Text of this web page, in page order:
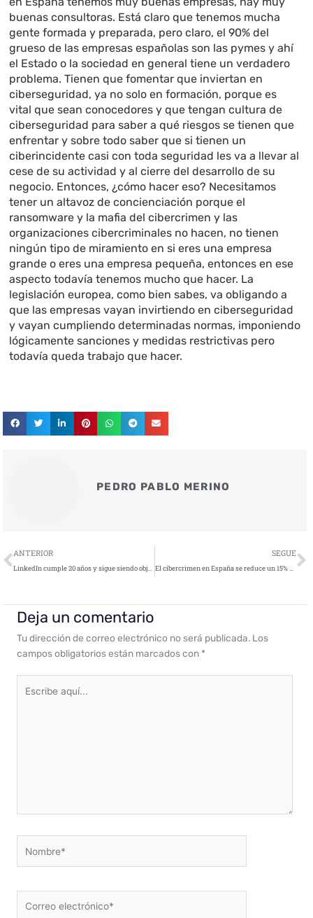
buenas consultoras. Está claro que tenemos mucha
gente formada y preparada, pero claro, el 90% del
grueso de las empresas españolas son las pymes y ahí
el Estado o la sociedad en general tiene un verdadero
problema. Tienen que fomentar que inviertan en
ciberseguridad, ya no solo en formación, porque es
vital que sean conocedores y que tengan cultura de
ciberseguridad para saber a qué riesgos se tienen que
enfrentar y sobre todo saber que si tienen un
ciberincidente casi con toda seguridad les va a llevar al
cese de su actividad y al cierre del desarrollo de su
negocio. Entonces, ¿cómo hacer eso? Necesitamos
tener un altavoz de concienciación porque el
ransomware y la mafia del cibercrimen y las
organizaciones cibercriminales no hacen, no tienen
ningún tipo de miramiento en si eres una empresa
grande o eres una empresa pequeña, entonces en ese
aspecto todavía tenemos mucho que hacer. La
legislación europea, como bien sabes, va obligando a
que las empresas vayan invirtiendo en ciberseguridad
y vayan cumpliendo determinadas normas, imponiendo
lógicamente sanciones y medidas restrictivas pero
todavía queda trabajo que hacer.
PEDRO PABLO MERINO
Ant
ANTERIOR
LinkedIn cumple 20 años y sigue siendo objetivo de los ciberdelincuentes
SEGUE
El cibercrimen en España se reduce un 15% de 2021 a 2022
Deja un comentario
Tu dirección de correo electrónico no será publicada. Los
campos obligatorios están marcados con *
aquí...
electrónico*